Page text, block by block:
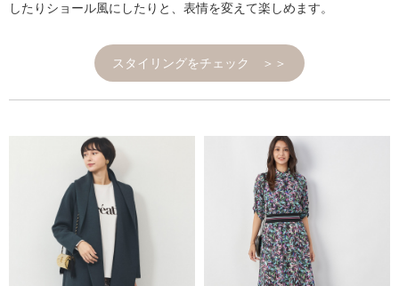
したりショール風にしたりと、表情を変えて楽しめます。
スタイリングをチェック ＞＞